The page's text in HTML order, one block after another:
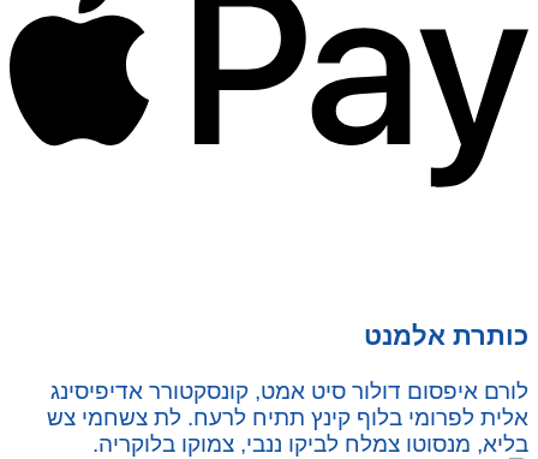
כותרת אלמנט
לורם איפסום דולור סיט אמט, קונסקטורר אדיפיסינג
אלית לפרומי בלוף קינץ תתיח לרעח. לת צשחמי צש
בליא, מנסוטו צמלח לביקו ננבי, צמוקו בלוקריה.